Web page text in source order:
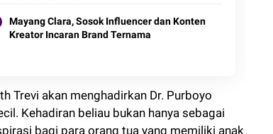
Mayang Clara, Sosok Influencer dan Konten
Kreator Incaran Brand Ternama
Trevi akan menghadirkan Dr. Purboyo
Kehadiran beliau bukan hanya sebagai
bagi para orang tua yang memiliki anak